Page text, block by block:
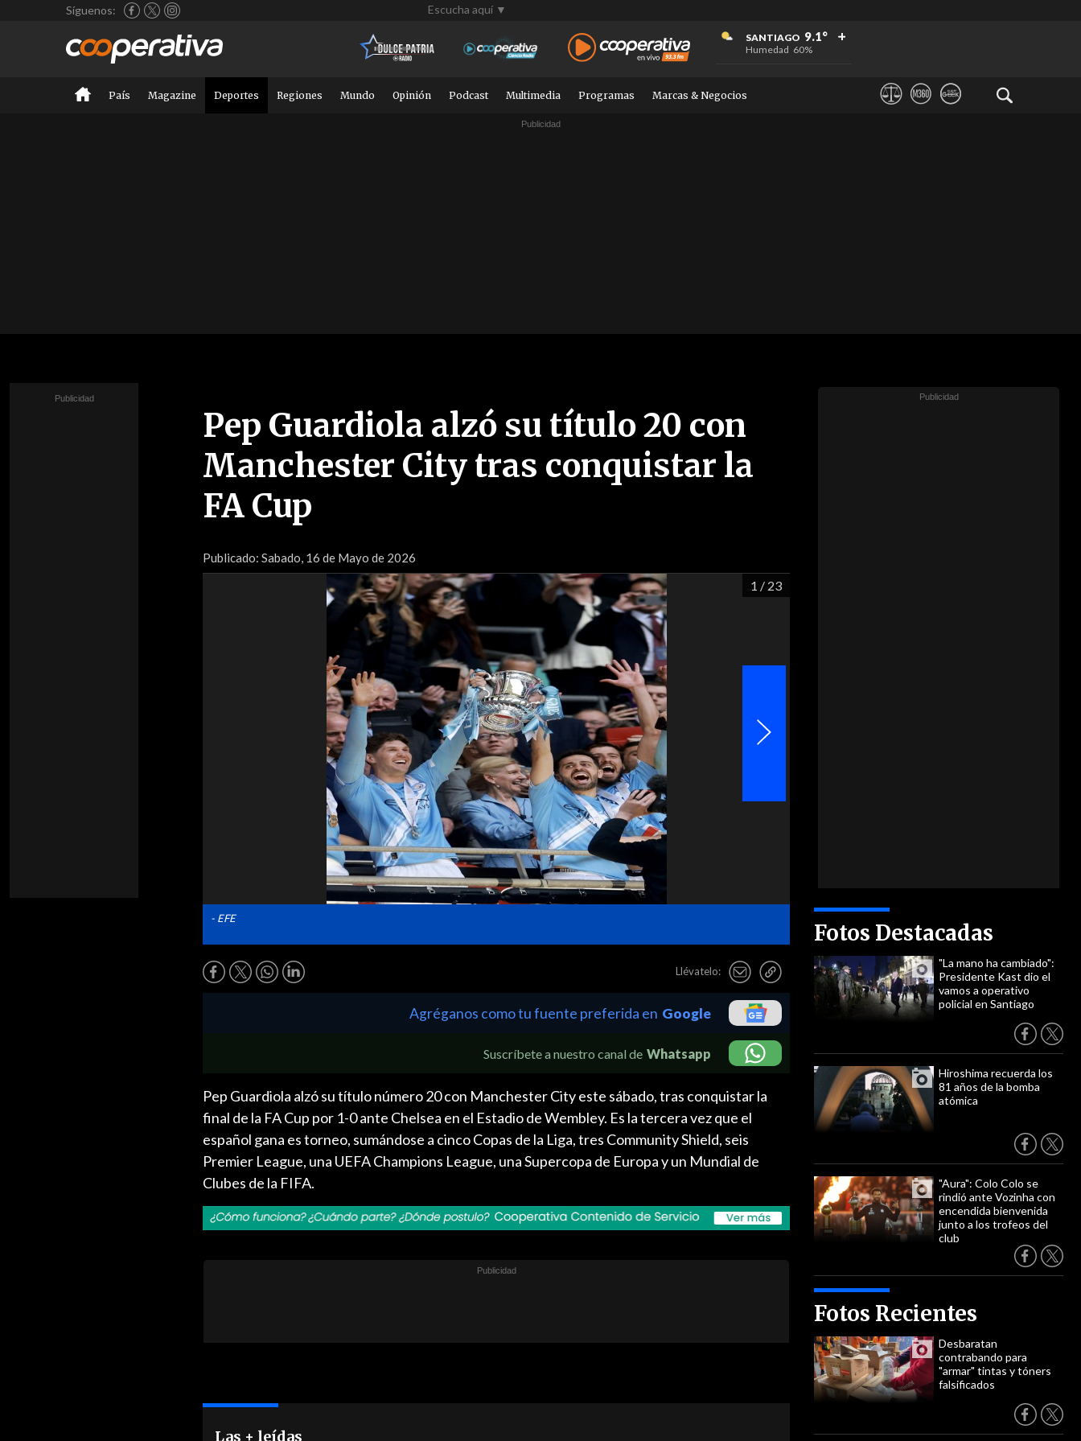
Síguenos: Escucha aquí ▼
SANTIAGO 9.1°
Humedad 60%
+
+
+
País Magazine Deportes Regiones Mundo Opinión Podcast Multimedia Programas Marcas & Negocios
Pep Guardiola alzó su título 20 con
Manchester City tras conquistar la
FA Cup
Publicado: Sabado, 16 de Mayo de 2026
1 / 23
- EFE
Llévatelo:
Fotos Destacadas
"La mano ha cambiado":
Presidente Kast dio el
vamos a operativo
policial en Santiago
Hiroshima recuerda los
81 años de la bomba
atómica
"Aura": Colo Colo se
rindió ante Vozinha con
encendida bienvenida
junto a los trofeos del
club
Fotos Recientes
Desbaratan
contrabando para
"armar" tintas y tóners
falsificados
Agréganos como tu fuente preferida en Google
Suscríbete a nuestro canal de Whatsapp
Pep Guardiola alzó su título número 20 con Manchester City este sábado, tras conquistar la
final de la FA Cup por 1-0 ante Chelsea en el Estadio de Wembley. Es la tercera vez que el
español gana es torneo, sumándose a cinco Copas de la Liga, tres Community Shield, seis
Premier League, una UEFA Champions League, una Supercopa de Europa y un Mundial de
Clubes de la FIFA.
Las + leídas